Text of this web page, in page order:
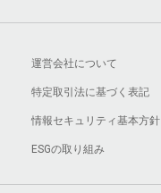
運営会社について
特定取引法に基づく表記
情報セキュリティ基本方針
ESGの取り組み